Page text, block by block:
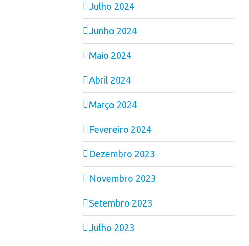
Julho 2024
Junho 2024
Maio 2024
Abril 2024
Março 2024
Fevereiro 2024
Dezembro 2023
Novembro 2023
Setembro 2023
Julho 2023